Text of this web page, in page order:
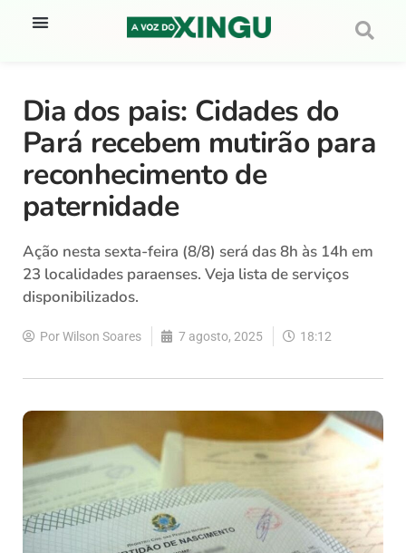
Dia dos pais: Cidades do
Pará recebem mutirão para
reconhecimento de
paternidade
Ação nesta sexta-feira (8/8) será das 8h às 14h em
23 localidades paraenses. Veja lista de serviços
disponibilizados.
PorWilson Soares 7 agosto, 2025 18:12